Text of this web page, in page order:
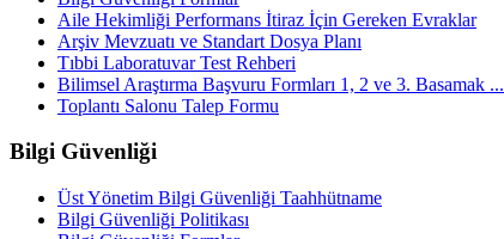
Aile Hekimliği Performans İtiraz İçin Gereken Evraklar
Arşiv Mevzuatı ve Standart Dosya Planı
Tıbbi Laboratuvar Test Rehberi
Bilimsel Araştırma Başvuru Formları 1, 2 ve 3. Basamak ...
Toplantı Salonu Talep Formu
Bilgi Güvenliği
Üst Yönetim Bilgi Güvenliği Taahhütname
Bilgi Güvenliği Politikası